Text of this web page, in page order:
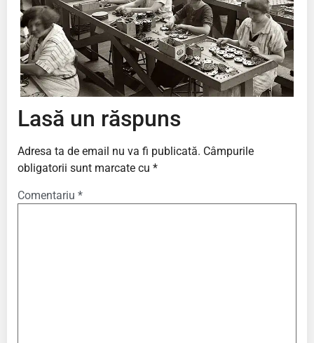
Lasă un răspuns
Adresa ta de email nu va fi publicată. Câmpurile
obligatorii sunt marcate cu *
Comentariu *